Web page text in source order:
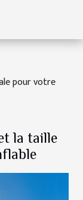
pour votre
la taille